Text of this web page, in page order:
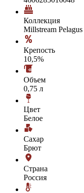
Коллекция
Millstream
Крепость
10,5%
Объем
0,75 л
Цвет
Белое
Сахар
Брют
Страна
Россия